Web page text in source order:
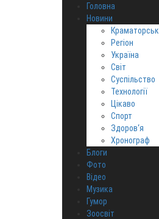
Головна
Новини
Краматорськ
Регіон
Україна
Світ
Суспільство
Технології
Цікаво
Спорт
Здоров‘я
Хронограф
Блоги
Фото
Відео
Музика
Гумор
Зоосвіт